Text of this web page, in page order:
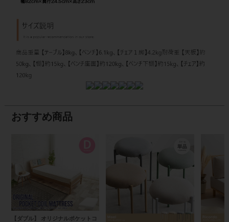
おすすめ商品
【ダブル】 オリジナルポケットコ